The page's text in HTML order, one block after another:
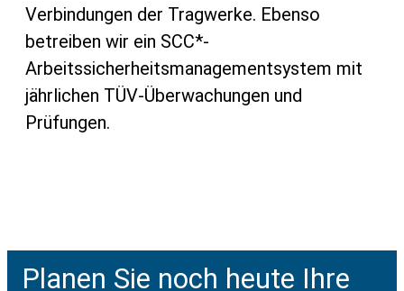
Verbindungen der Tragwerke. Ebenso
betreiben wir ein SCC*-
Arbeitssicherheitsmanagementsystem mit
jährlichen TÜV-Überwachungen und
Prüfungen.
Planen Sie noch heute Ihre